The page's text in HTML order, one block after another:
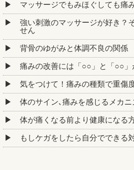
マッサージでもみほぐしても痛
強い刺激のマッサージが好き？
せん
背骨のゆがみと体調不良の関係
痛みの改善には「○○」と「○○」
気をつけて！痛みの種類で重傷
体のサイン､痛みを感じるメカニ
体が痛くなる前より健康になる
もしケガをしたら自分でできる